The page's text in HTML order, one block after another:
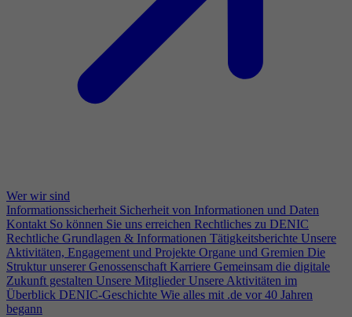
Wer wir sind
Informationssicherheit Sicherheit von Informationen und Daten
Kontakt So können Sie uns erreichen Rechtliches zu DENIC
Rechtliche Grundlagen & Informationen Tätigkeitsberichte Unsere
Aktivitäten, Engagement und Projekte Organe und Gremien Die
Struktur unserer Genossenschaft Karriere Gemeinsam die digitale
Zukunft gestalten Unsere Mitglieder Unsere Aktivitäten im
Überblick DENIC-Geschichte Wie alles mit .de vor 40 Jahren
begann